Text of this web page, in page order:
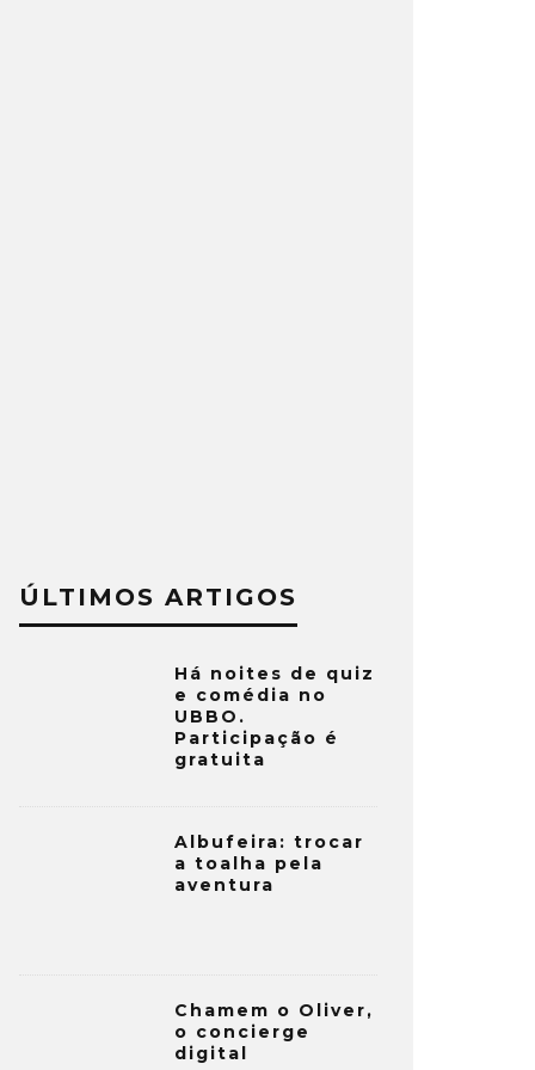
ÚLTIMOS ARTIGOS
Há noites de quiz
e comédia no
UBBO.
Participação é
gratuita
Albufeira: trocar
a toalha pela
aventura
Chamem o Oliver,
o concierge
digital